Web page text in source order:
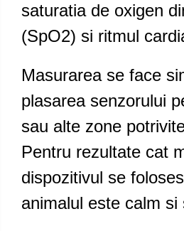
saturatia de oxigen
(SpO2) si ritmul
Masurarea se face
plasarea senzorului
sau alte zone
Pentru rezultate cat
dispozitivul se
animalul este calm si